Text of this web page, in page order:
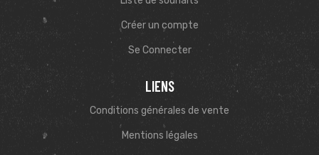
Créer un compte
Se Connecter
LIENS
Conditions générales de vente
Mentions légales